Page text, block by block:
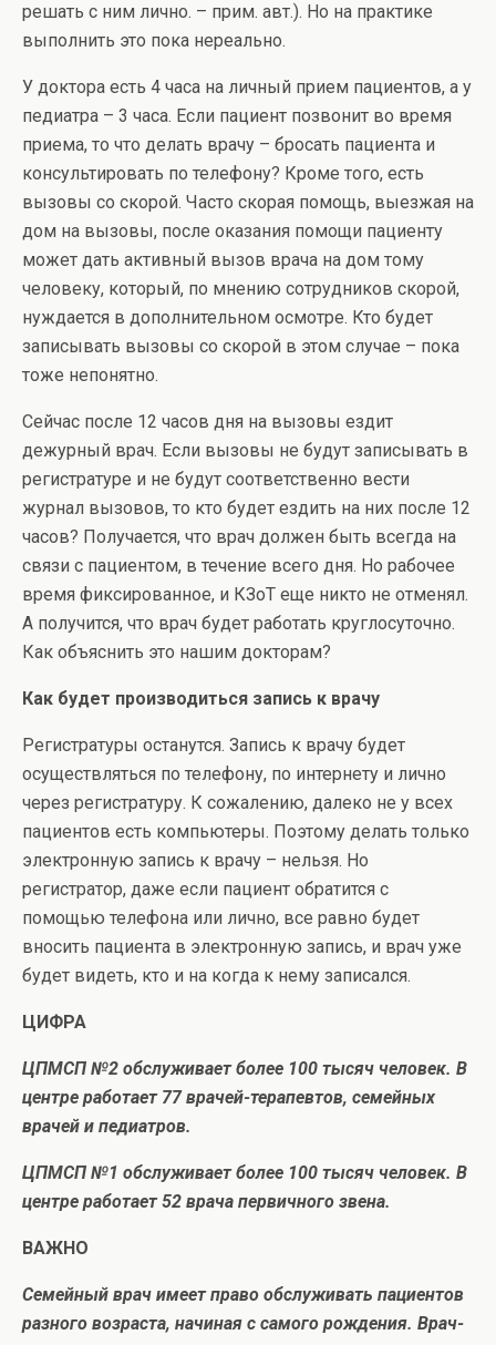
решать с ним лично. – прим. авт.). Но на практике
выполнить это пока нереально.
У доктора есть 4 часа на личный прием пациентов, а у
педиатра – 3 часа. Если пациент позвонит во время
приема, то что делать врачу – бросать пациента и
консультировать по телефону? Кроме того, есть
вызовы со скорой. Часто скорая помощь, выезжая на
дом на вызовы, после оказания помощи пациенту
может дать активный вызов врача на дом тому
человеку, который, по мнению сотрудников скорой,
нуждается в дополнительном осмотре. Кто будет
записывать вызовы со скорой в этом случае – пока
тоже непонятно.
Сейчас после 12 часов дня на вызовы ездит
дежурный врач. Если вызовы не будут записывать в
регистратуре и не будут соответственно вести
журнал вызовов, то кто будет ездить на них после 12
часов? Получается, что врач должен быть всегда на
связи с пациентом, в течение всего дня. Но рабочее
время фиксированное, и КЗоТ еще никто не отменял.
А получится, что врач будет работать круглосуточно.
Как объяснить это нашим докторам?
Как будет производиться запись к врачу
Регистратуры останутся. Запись к врачу будет
осуществляться по телефону, по интернету и лично
через регистратуру. К сожалению, далеко не у всех
пациентов есть компьютеры. Поэтому делать только
электронную запись к врачу – нельзя. Но
регистратор, даже если пациент обратится с
помощью телефона или лично, все равно будет
вносить пациента в электронную запись, и врач уже
будет видеть, кто и на когда к нему записался.
ЦИФРА
ЦПМСП №2 обслуживает более 100 тысяч человек. В
центре работает 77 врачей-терапевтов, семейных
врачей и педиатров.
ЦПМСП №1 обслуживает более 100 тысяч человек. В
центре работает 52 врача первичного звена.
ВАЖНО
Семейный врач имеет право обслуживать пациентов
разного возраста, начиная с самого рождения. Врач-